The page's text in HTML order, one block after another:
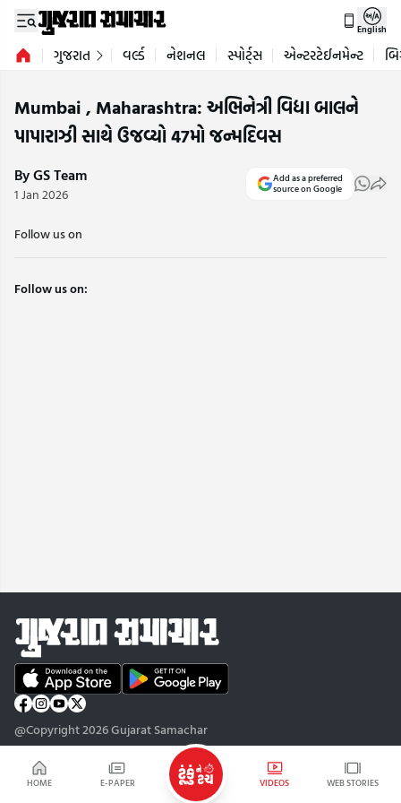
HOME E-PAPER VIDEOS WEB STORIES
English
ગુજરાત વર્લ્ડ નેશનલ સ્પોર્ટ્સ એન્ટરટેઈનમેન્ટ
Mumbai , Maharashtra: અભિનેત્રી વિદ્યા બાલને
પાપારાઝી સાથે ઉજવ્યો 47મો જન્મદિવસ
By GS Team
1 Jan 2026
Add as a preferred
source on Google
Follow us on
Follow us on:
@Copyright 2026 Gujarat Samachar